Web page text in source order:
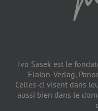
Ivo Sasek est le
Elaion-Verlag,
Celles-ci visent dans
aussi bien dans le